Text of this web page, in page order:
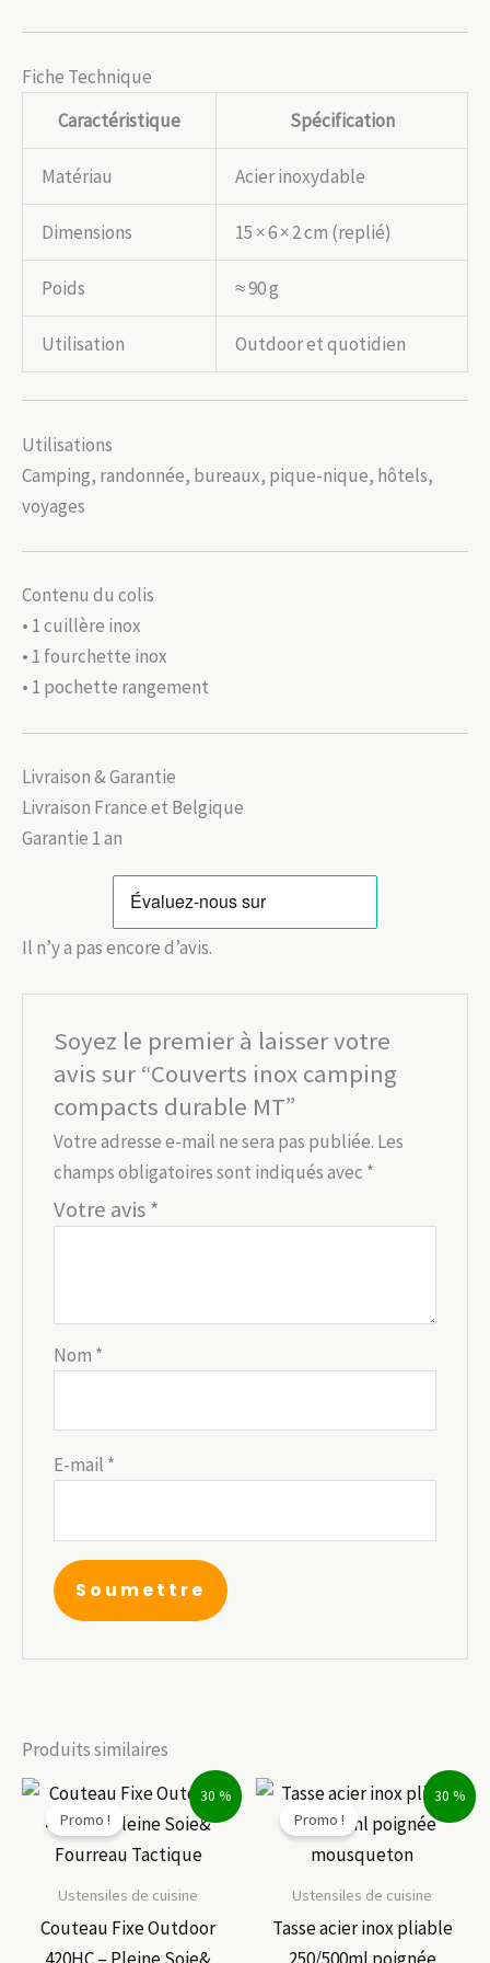
Fiche Technique
Caractéristique
Spécification
Matériau Acier inoxydable
Dimensions 15 × 6 × 2 cm (replié)
Poids ≈ 90 g
Utilisation Outdoor et quotidien
Utilisations
Camping, randonnée, bureaux, pique-nique, hôtels,
voyages
Contenu du colis
• 1 cuillère inox
• 1 fourchette inox
• 1 pochette rangement
Livraison & Garantie
Livraison France et Belgique
Garantie 1 an
Il n’y a pas encore d’avis.
Soyez le premier à laisser votre
avis sur “Couverts inox camping
compacts durable MT”
Votre adresse e-mail ne sera pas publiée. Les
champs obligatoires sont indiqués avec *
Votre avis*
Nom *
E-mail *
Produits similaires
30 %
Promo !
Ustensiles de cuisine
Couteau Fixe Outdoor
30 %
Promo !
Ustensiles de cuisine
Tasse acier inox pliable